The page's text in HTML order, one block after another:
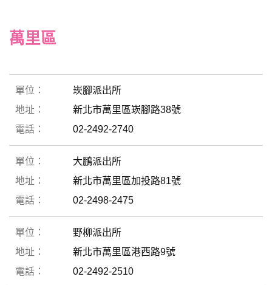
萬里區
崁腳派出所
新北市萬里區崁腳路38號
02-2492-2740
大鵬派出所
新北市萬里區加投路81號
02-2498-2475
野柳派出所
新北市萬里區港西路9號
02-2492-2510